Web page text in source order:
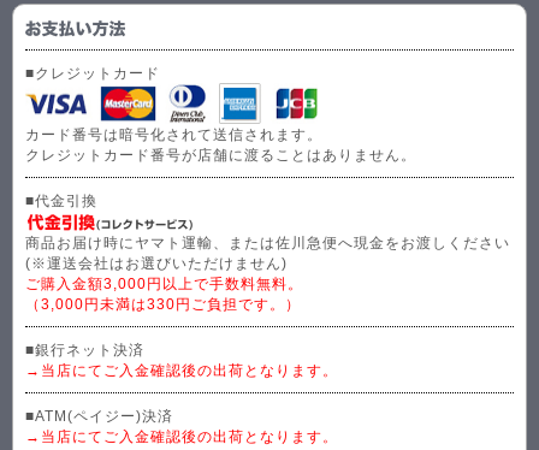
■クレジットカード
カード番号は暗号化されて送信されます。
クレジットカード番号が店舗に渡ることはありません。
■代金引換
商品お届け時にヤマト運輸、または佐川急便へ現金をお渡しください
(※運送会社はお選びいただけません)
ご購入金額3,000円以上で手数料無料。
（3,000円未満は330円ご負担です。）
■銀行ネット決済
→当店にてご入金確認後の出荷となります。
■ATM(ペイジー)決済
→当店にてご入金確認後の出荷となります。